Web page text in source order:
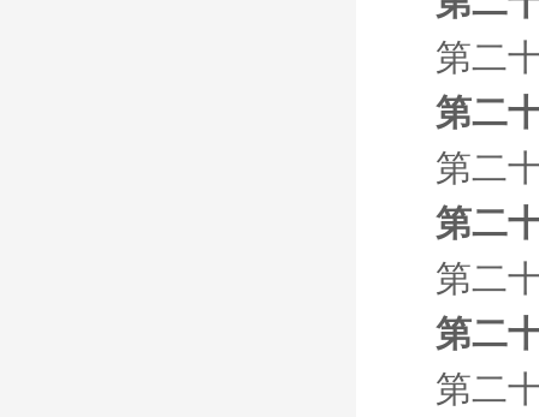
第二
第二
第二
第二
第二
第二
第二